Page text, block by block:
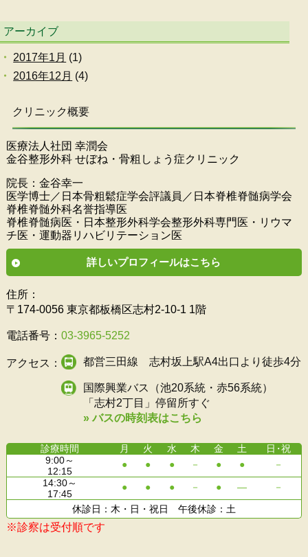
アーカイブ
2017年1月 (1)
2016年12月 (4)
クリニック概要
医療法人社団 幸潤会
金谷整形外科 せぼね・骨粗しょう症クリニック
院長：金谷幸一
医学博士／日本骨粗鬆症学会評議員／日本脊椎脊髄病学会
脊椎脊髄外科名誉指導医
脊椎脊髄病医・日本整形外科学会整形外科専門医・リウマ
チ医・運動器リハビリテーション医
詳しいプロフィールはこちら
住所：
〒174-0056 東京都板橋区志村2-10-1 1階
電話番号： 03-3965-5252
アクセス： 都営三田線 志村坂上駅A4出口より徒歩4分
国際興業バス（池20系統・赤56系統）
「志村2丁目」停留所すぐ
» バスの時刻表はこちら
診療時間 月 火 水 木 金 土 日・祝
9:00～
12:15
● ● ● － ● ●
－
14:30～
17:45
● ● ● － ● ―
－
休診日：木・日・祝日 午後休診：土
※診察は受付順です